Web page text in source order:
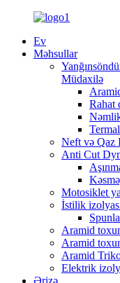
Ev
Məhsullar
Müdaxilə
Rahat
Neft və Qaz
Anti Cut
Motosiklet
İstilik
Aramid
Aramid
Aramid
Elektrik
Ərizə